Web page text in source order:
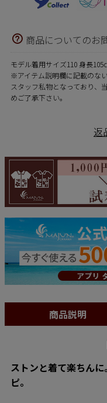
商品についてのお
モデル着用サイズ110 身長
※アイテム説明欄に記載のな
スタッフ私物となっており、
めご了承下さい。
返
商品説明
ストンと着て楽ちん
ピ。